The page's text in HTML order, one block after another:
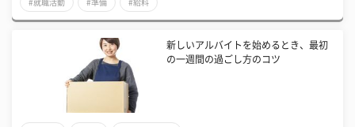
#就職活動 #準備 #給料
新しいアルバイトを始めるとき、最初
の一週間の過ごし方のコツ